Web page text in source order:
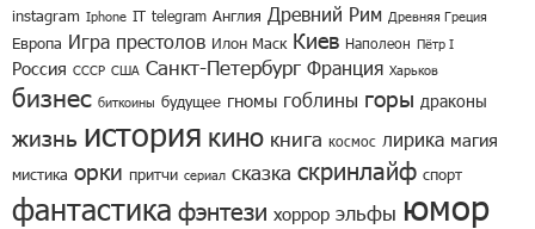
instagram Iphone IT telegram Англия Древний Рим Древняя Греция
Европа Игра престолов Илон Маск Киев Наполеон Пётр I
Россия СССР США Санкт-Петербург Франция Харьков
бизнес биткоины будущее гномы гоблины горы драконы
жизнь история кино книга космос лирика магия
мистика орки притчи сериал сказка скринлайф спорт
фантастика фэнтези хоррор эльфы юмор